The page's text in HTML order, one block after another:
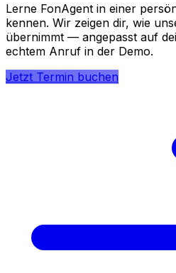
Lerne FonAgent in einer
kennen. Wir zeigen dir, wie
übernimmt — angepasst auf
echtem Anruf in der Demo.
Jetzt Termin buchen